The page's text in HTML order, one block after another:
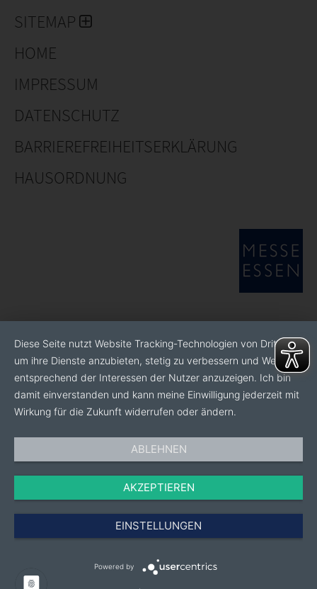
SITEMAP
HOME
IMPRESSUM
DATENSCHUTZ
BARRIEREFREIHEITSERKLÄRUNG
HAUSORDNUNG
Diese Seite nutzt Website Tracking-Technologien von Dritten,
um ihre Dienste anzubieten, stetig zu verbessern und Werbung
entsprechend der Interessen der Nutzer anzuzeigen. Ich bin
damit einverstanden und kann meine Einwilligung jederzeit mit
Wirkung für die Zukunft widerrufen oder ändern.
ABLEHNEN
AKZEPTIEREN
EINSTELLUNGEN
Powered by